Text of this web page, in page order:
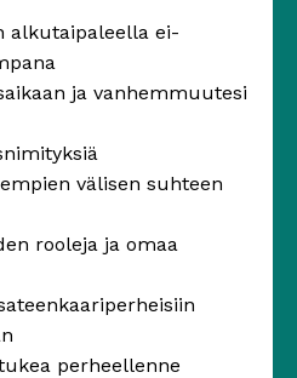
alkutaipaleella ei-
ja vanhemmuutesi
välisen suhteen
rooleja ja omaa
perheellenne